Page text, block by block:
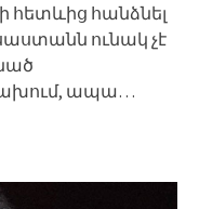
հետևից հանձնել
ունակ չէ
ապա…